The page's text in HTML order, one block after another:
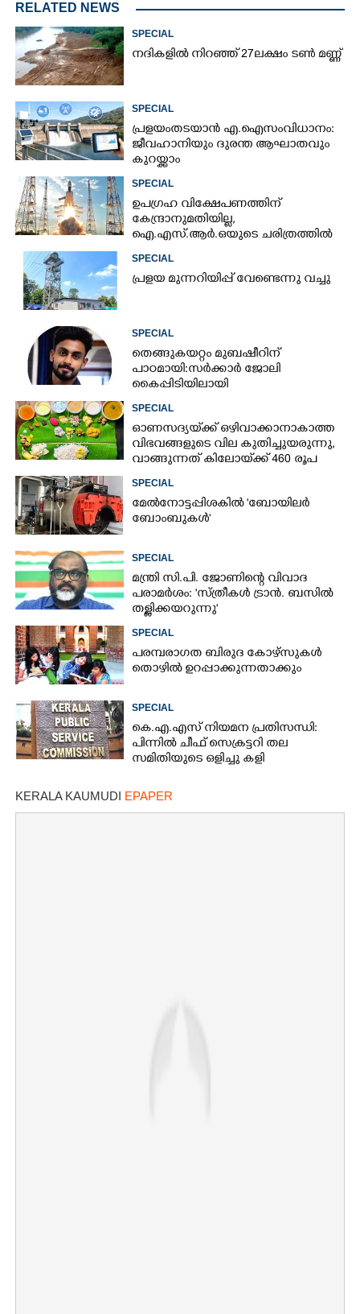
RELATED NEWS
SPECIAL
നദികളിൽ നിറഞ്ഞ് 27ലക്ഷം ടൺ മണ്ണ്
SPECIAL
പ്രളയം തടയാൻ എ.ഐ സംവിധാനം:
ജീവഹാനിയും ദുരന്ത ആഘാതവും
കുറയ്ക്കാം
SPECIAL
ഉപഗ്രഹ വിക്ഷേപണത്തിന്
കേന്ദ്രാനുമതിയില്ല,​
ഐ.എസ്.ആർ.ഒയുടെ ചരിത്രത്തിൽ
ആദ്യം
SPECIAL
പ്ര​ളയ മു​ന്ന​റി​യി​പ്പ് ​വേണ്ടെന്നു വച്ചു
SPECIAL
തെങ്ങുകയറ്റം മുബഷീറിന്
പാഠമായി:സർക്കാർ ജോലി
കൈപ്പിടിയിലായി
SPECIAL
ഓണസദ്യയ്‌ക്ക് ഒഴിവാക്കാനാകാത്ത
വിഭവങ്ങളുടെ വില കുതിച്ചുയരുന്നു,
വാങ്ങുന്നത് കിലോയ്‌ക്ക് 460 രൂപ
വരെ
SPECIAL
മേൽനോട്ടപ്പിശകിൽ "ബോയിലർ
ബോംബുകൾ"
SPECIAL
മന്ത്രി സി.പി. ജോണിന്റെ വിവാദ
പരാമർശം: 'സ്ത്രീകൾ ട്രാൻ. ബസിൽ
തള്ളിക്കയറുന്നു'
SPECIAL
പരമ്പരാഗത ബിരുദ കോഴ്സുകൾ
തൊഴിൽ ഉറപ്പാക്കുന്നതാക്കും
SPECIAL
കെ.എ.എസ് നിയമന പ്രതിസന്ധി:
പിന്നിൽ ചീഫ് സെക്രട്ടറി തല
സമിതിയുടെ ഒളിച്ചു കളി
KERALA KAUMUDI EPAPER